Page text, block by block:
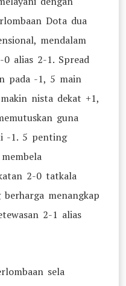
Dota dua
mendalam
alias 2-1. Spread
pada -1, 5 main
nista dekat +1,
guna
-1. 5 penting
2-0 tatkala
menangkap
2-1 alias
sela